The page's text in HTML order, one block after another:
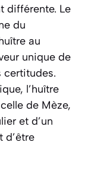
différente. Le
du
au
unique de
certitudes.
l’huître
de Mèze,
et d’un
d’être